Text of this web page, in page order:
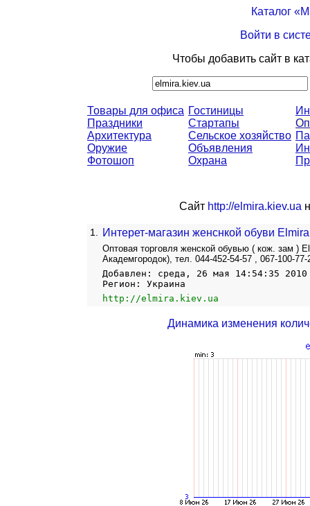
Каталог
Войти в
Чтобы добавить сайт в
Товары для офиса
Праздники
Архитектура
Оружие
Фотошоп
Гостиницы
Стартапы
Сельское хозяйство
Объявления
Охрана
Сайт http://elmira.kiev.ua
1. Интерет-магазин женснкой обуви Elmira
Оптовая торговля женской обувью ( кож. зам )
Академгородок), тел. 044-452-54-57 , 067-100-77-
Добавлен: среда, 26 мая 14:54:35 2010
Регион: Украина
http://elmira.kiev.ua
Динамика изменения